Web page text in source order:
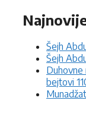
Šejh
Šejh
Duhovne
bejtovi